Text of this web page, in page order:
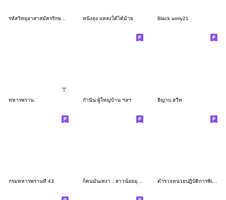
รหัสวิทยุอาสาสมัครรักษาดินแดน (อส.) หนังลุง แหลงใต้ได้ม้าย Black army21
ทหารพราน. กำนัน ผู้ใหญ่บ้าน ฯลฯ ฮิญาบ สวีท
กรมทหารพรานที่ 43 ตำรวจหน่วยปฎิบัติการพิเศษ 953